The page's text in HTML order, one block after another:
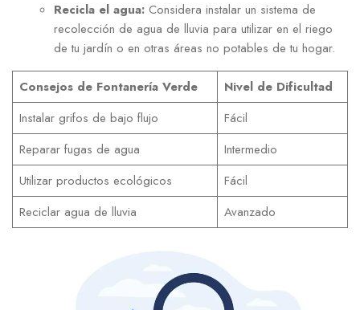
Recicla el agua: Considera instalar un sistema de
recolección de agua de lluvia para utilizar en el riego
de tu jardín o en otras áreas no potables de tu hogar.
Consejos de Fontanería Verde
Nivel de Dificultad
Instalar grifos de bajo flujo
Fácil
Reparar fugas de agua
Intermedio
Utilizar productos ecológicos
Fácil
Reciclar agua de lluvia
Avanzado